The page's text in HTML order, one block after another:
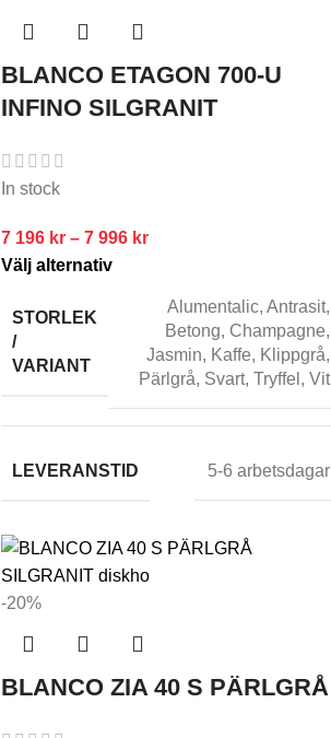
BLANCO ETAGON 700-U
INFINO SILGRANIT
In stock
7 196 kr – 7 996 kr
Välj alternativ
STORLEK
/
VARIANT
Alumentalic, Antrasit,
Betong, Champagne,
Jasmin, Kaffe, Klippgrå,
Pärlgrå, Svart, Tryffel , Vit
LEVERANSTID 5-6 arbetsdagar
-20%
BLANCO ZIA 40 S PÄRLGRÅ